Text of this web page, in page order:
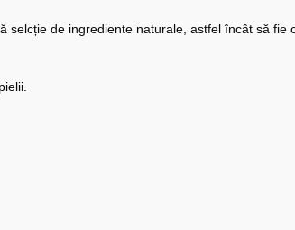
de ingrediente naturale, astfel încât să fie